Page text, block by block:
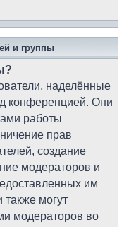
и группы
наделённые
конференцией. Они
работы
прав
создание
модераторов и
им
могут
модераторов во